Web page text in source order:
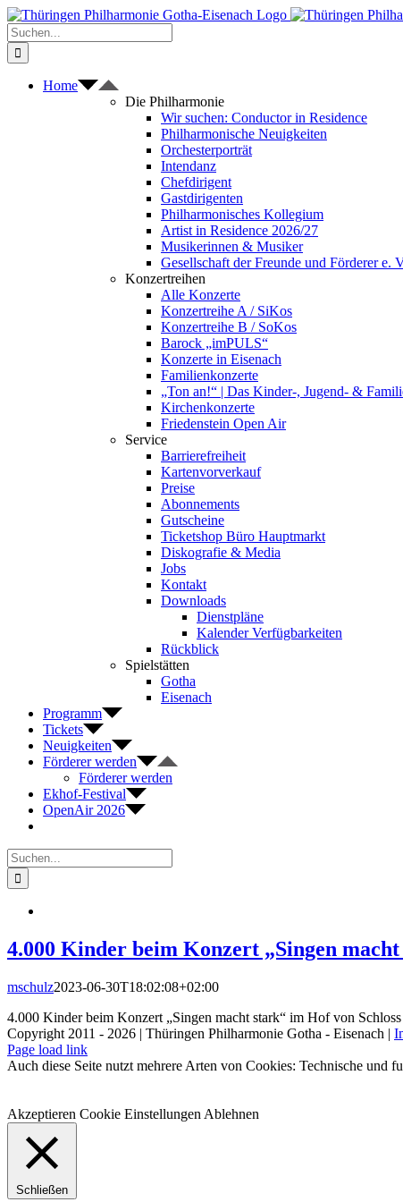
Zum
Inhalt
springen
Suche
nach:
Home
Die Philharmonie
Wir suchen: Conductor in Residence
Philharmonische Neuigkeiten
Orchesterporträt
Intendanz
Chefdirigent
Gastdirigenten
Philharmonisches Kollegium
Artist in Residence 2026/27
Musikerinnen & Musiker
Gesellschaft der Freunde und Förderer e.
Konzertreihen
Alle Konzerte
Konzertreihe A / SiKos
Konzertreihe B / SoKos
Barock „imPULS“
Konzerte in Eisenach
Familienkonzerte
„Ton an!“ | Das Kinder-, Jugend- &
Kirchenkonzerte
Friedenstein Open Air
Service
Barrierefreiheit
Kartenvorverkauf
Preise
Abonnements
Gutscheine
Ticketshop Büro Hauptmarkt
Diskografie & Media
Jobs
Kontakt
Downloads
Dienstpläne
Kalender Verfügbarkeiten
Rückblick
Spielstätten
Gotha
Eisenach
Programm
Tickets
Neuigkeiten
Förderer werden
Förderer werden
Ekhof-Festival
OpenAir 2026
Suche
nach:
4.000 Kinder beim Konzert „Singen
mschulz2023-06-30T18:02:08+02:00
4.000 Kinder beim Konzert „Singen macht stark“ im Hof von Schloss
Copyright 2011 - 2026 | Thüringen Philharmonie Gotha - Eisenach |
Facebook
Instagram
WhatsApp
YouTube
E-
Mail
Telefon
Page load link
Auch diese Seite nutzt mehrere Arten von Cookies: Technische und
Akzeptieren Cookie Einstellungen Ablehnen
Schließen